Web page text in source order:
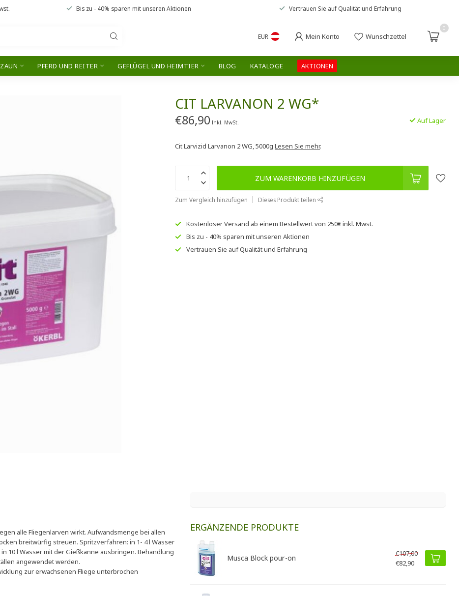
Bis zu - 40% sparen mit unseren Aktionen Vertrauen Sie auf Qualität und Erfahrung
EUR Mein Konto Wunschzettel
0
PFERD UND REITER GEFLÜGEL UND HEIMTIER BLOG KATALOGE AKTIONEN
CIT LARVANON 2 WG*
€86,90 Inkl. MwSt. Auf Lager
Cit Larvizid Larvanon 2 WG, 5000gLesen Sie mehr.
ZUM WARENKORB HINZUFÜGEN
Zum Vergleich hinzufügen Dieses Produkt teilen
Kostenloser Versand ab einem Bestellwert von 250€inkl. Mwst.
Bis zu - 40% sparen mit unserenAktionen
Vertrauen Sie aufQualität und Erfahrung
alle Fliegenlarven wirkt. Aufwandsmenge bei allen
breitwürfig streuen. Spritzverfahren: in 1- 4 l Wasser
10 l Wasser mit der Gießkanne ausbringen. Behandlung
angewendet werden.
zur erwachsenen Fliege unterbrochen
ERGÄNZENDE PRODUKTE
Musca Block pour-on
€107,00
€82,90